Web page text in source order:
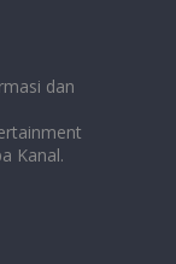
dan
Kanal.